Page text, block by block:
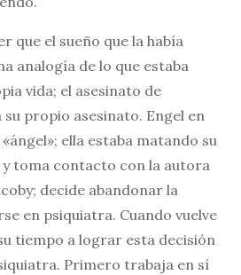
que el sueño que la había
analogía de lo que estaba
vida; el asesinato de
propio asesinato. Engel en
ella estaba matando su
y toma contacto con la autora
decide abandonar la
en psiquiatra. Cuando vuelve
tiempo a lograr esta decisión
Primero trabaja en sí